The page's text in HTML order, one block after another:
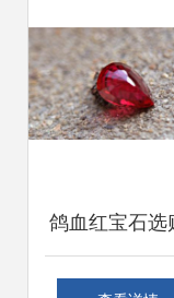
鸽血红宝石选
南 权威交易渠